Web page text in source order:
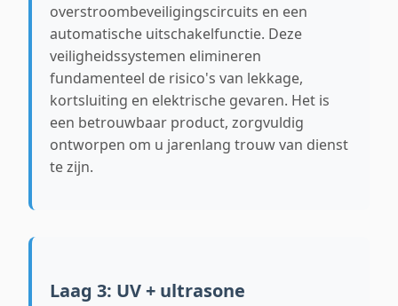
overstroombeveiligingscircuits en een
automatische uitschakelfunctie. Deze
veiligheidssystemen elimineren
fundamenteel de risico's van lekkage,
kortsluiting en elektrische gevaren. Het is
een betrouwbaar product, zorgvuldig
ontworpen om u jarenlang trouw van dienst
te zijn.
Laag 3: UV + ultrasone